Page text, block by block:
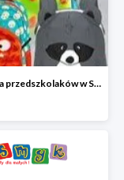
Plecaki dla przedszkolaków w Smyku do -40%